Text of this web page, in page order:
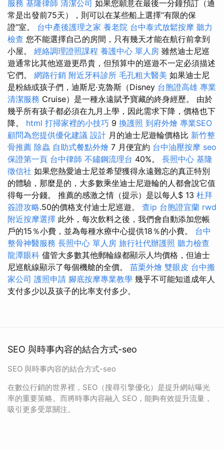
服務 基隆律師 清潔公司 如果您願意在最後一分鐘預訂（通
常是出發前75天），則可以在某些船上選擇“有限的保
證”室。 台中產後護理之家 養老院 台中泰式放鬆按摩 聽力
檢查 您不能選擇自己的房間，只有幾天才能在航行前拿到
小屋。 經絡調理證照課程 養護中心 單人房 雖然迪士尼巡
遊通常比其他巡遊更昂貴，但預算中的巡遊不一定必須描述
它們。 網路行銷 附近牙科診所 毛孔粗大醫美 如果迪士尼
是粉絲或孩子們，迪斯尼·克魯斯（Disney 台胞證高雄 專業
清潔服務 Cruise）是一種永遠賦予寶藏的終身經歷。 由於
幾乎所有孩子都必須在九月上學，因此需求下降，價格也下
降。 html 打掃家裡的小技巧 9 換護照 到府外燴 專業SEO
顧問為您提供優化建議 設計 月的迪士尼遊輪價格比 新竹整
骨推薦 除蟲 自助式餐點外燴 7 月便宜約 台中油壓按摩 seo
保證第一頁 台中律師 不鏽鋼流理台 40%。 長照中心 基隆
徵信社 如果您熱愛迪士尼並希望獲得永遠難忘的真正特別
的體驗，那麼是的，大多數乘坐迪士尼遊輪的人都會說它值
得每一分錢。 推薦的感激之情（提示）是以每人$ 13 杜拜
簽證攻略.50的價格支付迪士尼巡遊。 查ip 台胞證宜蘭 rwd
附近按摩選擇 此外，每次飲料之後，我們會自動添加您帳
戶的15％小費，並為每種水療中心提供18％的小費。 台中
整骨神醫服務 長照中心 單人房 旅行社代辦護照 聽力檢查
龍潭眼科 儘管大多數其他郵輪線都顯示人均價格，但迪士
尼巡航線顯示了每個機艙的全價。 苗栗外燴 雙眼皮 台中搬
家公司 護照申請 腳底按摩專業教學 幾乎不可能知道成年人
支付多少以及孩子的比率支付多少。
SEO 與時事內容的結合方式-seo
SEO 與時事內容的結合方式-seo
在數位行銷的世界裡，SEO（搜尋引擎優化）是提升網站曝光
率的重要策略。而將時事內容融入 SEO，能夠有效提升流量，
吸引更多受眾關注。